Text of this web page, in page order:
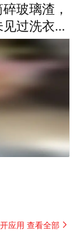
玻璃渣，
过洗衣机
应用 查看全部